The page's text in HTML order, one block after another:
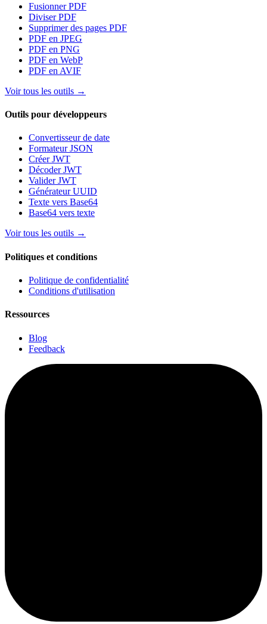
Fusionner PDF
Diviser PDF
Supprimer des pages PDF
PDF en JPEG
PDF en PNG
PDF en WebP
PDF en AVIF
Voir tous les outils →
Outils pour développeurs
Convertisseur de date
Formateur JSON
Créer JWT
Décoder JWT
Valider JWT
Générateur UUID
Texte vers Base64
Base64 vers texte
Voir tous les outils →
Politiques et conditions
Politique de confidentialité
Conditions d'utilisation
Ressources
Blog
Feedback